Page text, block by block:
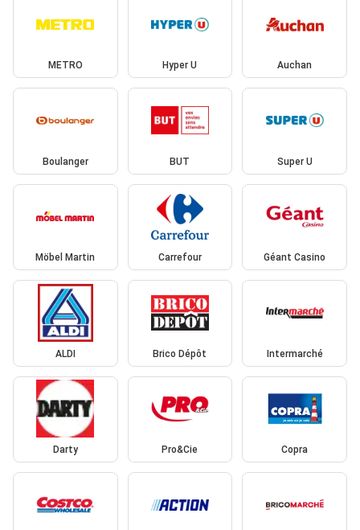
METRO Hyper U Auchan
Boulanger BUT Super U
Möbel Martin Carrefour Géant Casino
ALDI Brico Dépôt Intermarché
Darty Pro&Cie Copra